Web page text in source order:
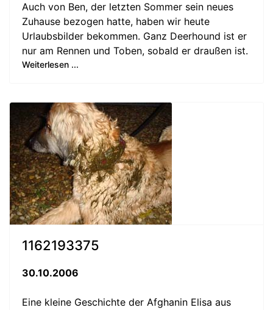
Auch von Ben, der letzten Sommer sein neues
Zuhause bezogen hatte, haben wir heute
Urlaubsbilder bekommen. Ganz Deerhound ist er
nur am Rennen und Toben, sobald er draußen ist.
Weiterlesen ...
1162193375
30.10.2006
Eine kleine Geschichte der Afghanin Elisa aus